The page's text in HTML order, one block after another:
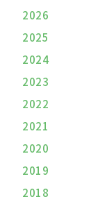
2026
2025
2024
2023
2022
2021
2020
2019
2018